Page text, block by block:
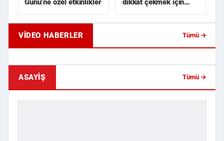
Günü’ne özel etkinlikler
dikkat çekmek için
VIDEO HABERLER Tümü →
Samsun'da Trafik Kazası!
Samsun'da Trafik
ASAYIŞ Tümü →